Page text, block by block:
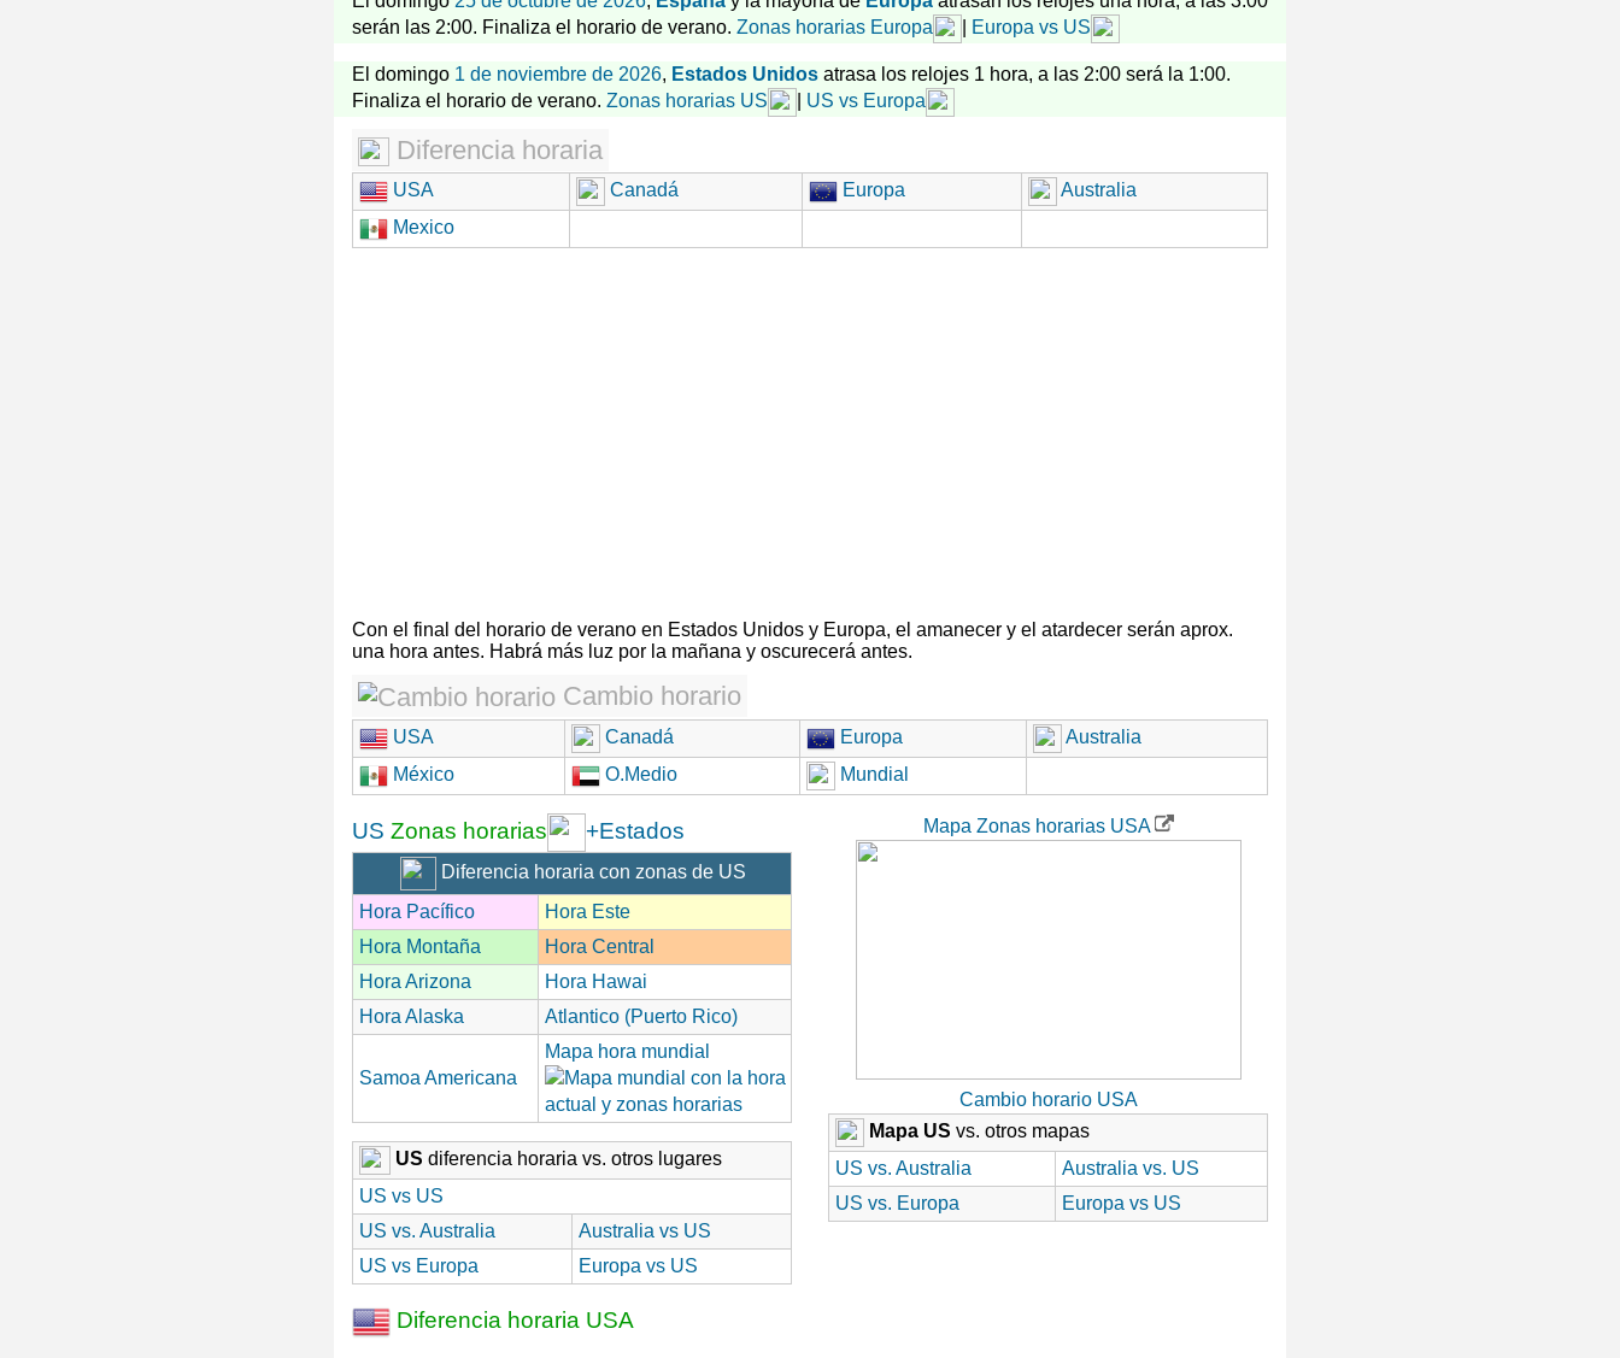
serán las 2:00. Finaliza el horario de verano. Zonas horarias Europa Europa vs US
El domingo 1 de noviembre de 2026, Estados Unidos atrasa los relojes 1 hora, a las 2:00 será la 1:00.
Finaliza el horario de verano. Zonas horarias US US vs Europa
Diferencia horaria
USA Canadá Europa
Australia
Mexico
Con el final del horario de verano en Estados Unidos y Europa, el amanecer y el atardecer serán aprox.
una hora antes. Habrá más luz por la mañana y oscurecerá antes.
Cambio horario
USA Canadá Europa
Australia
México
O.Medio Mundial
US Zonas horarias +Estados
Diferencia horaria con zonas de US
Hora Pacífico
Hora Este
Hora Montaña
Hora Central
Hora Arizona
Hora Hawai
Hora Alaska
Atlantico (Puerto Rico)
Samoa Americana
Mapa hora mundial
US diferencia horaria vs. otros lugares
US vs US
US vs. Australia
Australia vs US
US vs Europa
Europa vs US
Mapa Zonas horarias USA
Cambio horario USA
Mapa US vs. otros mapas
US vs. Australia
Australia vs. US
US vs. Europa
Europa vs US
Diferencia horaria USA